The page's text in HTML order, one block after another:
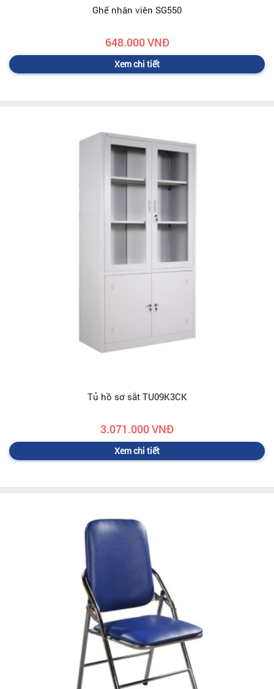
Ghế nhân viên SG550
648.000 VNĐ
Xem chi tiết
Tủ hồ sơ sắt TU09K3CK
3.071.000 VNĐ
Xem chi tiết